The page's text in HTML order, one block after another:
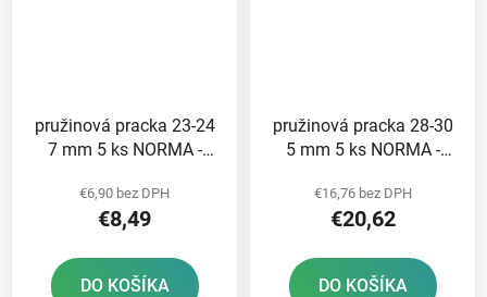
pružinová pracka 23-24
7 mm 5 ks NORMA -
€6,90 bez DPH
€8,49
DO KOŠÍKA
pružinová pracka 28-30
5 mm 5 ks NORMA -
€16,76 bez DPH
€20,62
DO KOŠÍKA